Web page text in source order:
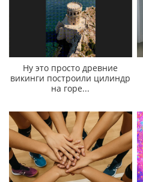
Ну это просто древние
викинги построили цилиндр
на горе...